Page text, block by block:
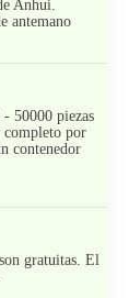
Anhui.
antemano
50000 piezas
completo por
contenedor
gratuitas. El